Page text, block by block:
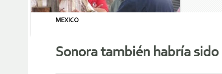
MEXICO
Sonora también habría